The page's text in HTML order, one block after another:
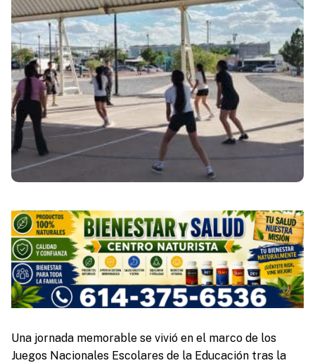
Una jornada memorable se vivió en el marco de los
Juegos Nacionales Escolares de la Educación tras la